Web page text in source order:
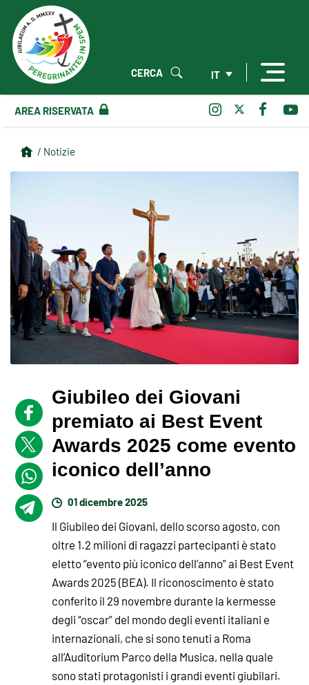
IT
CERCA
AREA RISERVATA
/ Notizie
Giubileo dei Giovani
premiato ai Best Event
Awards 2025 come evento
iconico dell’anno
01 dicembre 2025
Il Giubileo dei Giovani, dello scorso agosto, con
oltre 1.2 milioni di ragazzi partecipanti è stato
eletto “evento più iconico dell’anno” ai Best Event
Awards 2025 (BEA). Il riconoscimento è stato
conferito il 29 novembre durante la kermesse
degli “oscar” del mondo degli eventi italiani e
internazionali, che si sono tenuti a Roma
all’Auditorium Parco della Musica, nella quale
sono stati protagonisti i grandi eventi giubilari.